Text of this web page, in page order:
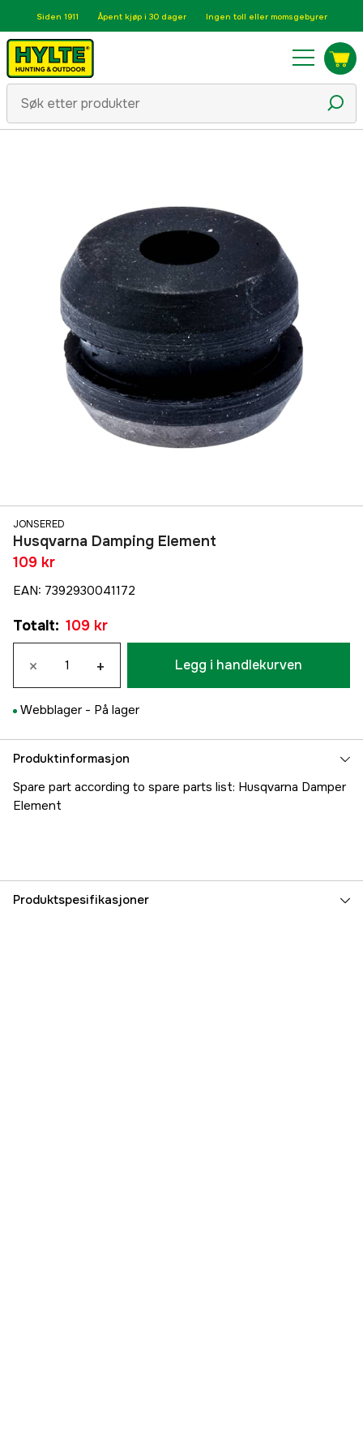
Siden 1911 Åpent kjøp i 30 dager Ingen toll eller momsgebyrer
JONSERED
Husqvarna Damping Element
109 kr
EAN: 7392930041172
Totalt: 109 kr
× + Legg i handlekurven
Webblager - På lager
Produktinformasjon
Spare part according to spare parts list: Husqvarna Damper
Element
Produktspesifikasjoner